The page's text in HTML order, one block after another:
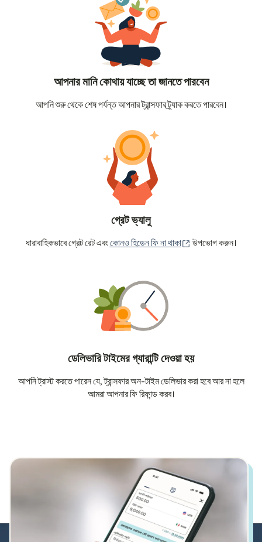
আপনার মানি কোথায় যাচ্ছে তা জানতে পারবেন
আপনি শুরু থেকে শেষ পর্যন্ত আপনার ট্রান্সফার ট্র্যাক করতে পারবেন।
গ্রেট ভ্যালু
ধারাবাহিকভাবে গ্রেট রেট এবংকোনও হিডেন ফি না থাকা (নতুন উইন্ডোতে খুলবে)
উপভোগ করুন।
ডেলিভারি টাইমের গ্যারান্টি দেওয়া হয়
আপনি ট্রাস্ট করতে পারেন যে, ট্রান্সফার অন-টাইম ডেলিভার করা হবে আর না হলে
আমরা আপনার ফি রিফান্ড করব।